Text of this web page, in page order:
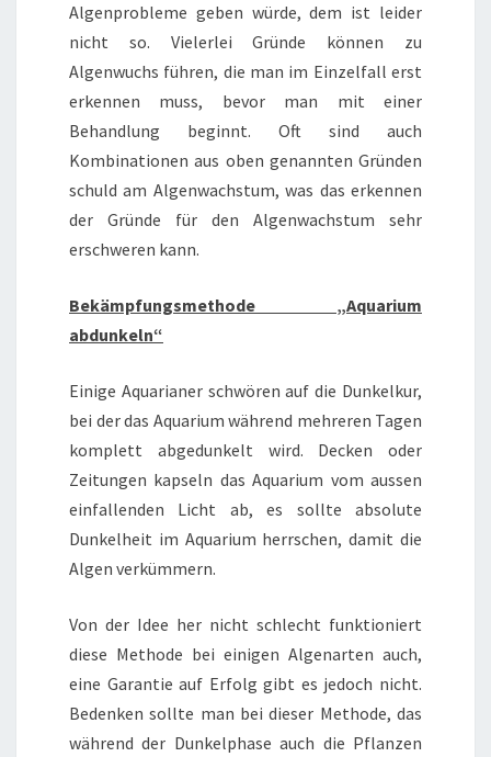
Algenprobleme geben würde, dem ist leider
nicht so. Vielerlei Gründe können zu
Algenwuchs führen, die man im Einzelfall erst
erkennen muss, bevor man mit einer
Behandlung beginnt. Oft sind auch
Kombinationen aus oben genannten Gründen
schuld am Algenwachstum, was das erkennen
der Gründe für den Algenwachstum sehr
erschweren kann.
Bekämpfungsmethode „Aquarium
abdunkeln“
Einige Aquarianer schwören auf die Dunkelkur,
bei der das Aquarium während mehreren Tagen
komplett abgedunkelt wird. Decken oder
Zeitungen kapseln das Aquarium vom aussen
einfallenden Licht ab, es sollte absolute
Dunkelheit im Aquarium herrschen, damit die
Algen verkümmern.
Von der Idee her nicht schlecht funktioniert
diese Methode bei einigen Algenarten auch,
eine Garantie auf Erfolg gibt es jedoch nicht.
Bedenken sollte man bei dieser Methode, das
während der Dunkelphase auch die Pflanzen